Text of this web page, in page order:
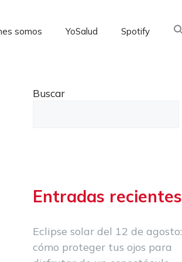
somos YoSalud Spotify
Buscar
Entradas recientes
Eclipse solar del 12 de agosto:
cómo proteger tus ojos para